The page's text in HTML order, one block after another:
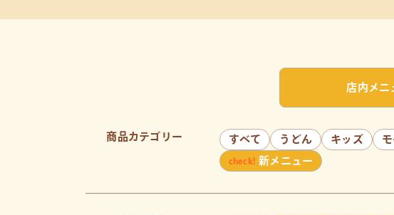
店内メニ
商品カテゴリー すべて うどん キッズ
新メニュー